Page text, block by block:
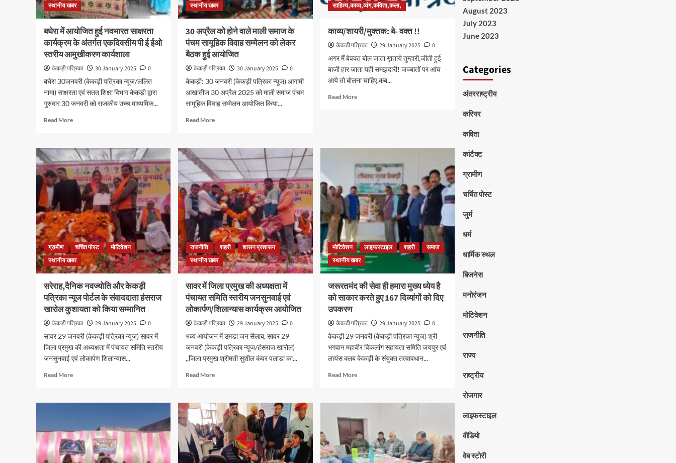
स्थानीय खबर
बघेरा में आयोजित हुई नवभारत साक्षरता
कार्यक्रम के अंतर्गत एकदिवसीय पी ई ईओ
स्तरीय आमुखीकरण कार्यशाला
केकड़ी पत्रिका 30 January 2025
0
बघेरा 30जनवरी (केकड़ी पत्रिका न्यूज/ललित
नामा) साक्षरता एवं सतत शिक्षा विभाग केकड़ी द्वारा
गुरुवार 30 जनवरी को राजकीय उच्च माध्यमिक...
Read More
स्थानीय खबर
30 अप्रैल को होने वाले माली समाज के
पंचम सामूहिक विवाह सम्मेलन को लेकर
बैठक हुई आयोजित
केकड़ी पत्रिका 30 January 2025
0
केकड़ी: 30 जनवरी (केकड़ी पत्रिका न्यूज) आगामी
आखातीज 30 अप्रैल 2025 को माली समाज पंचम
सामूहिक विवाह सम्मेलन आयोजित किया...
Read More
साहित्य,काव्य,व्यंग,कविता,कला,
काव्य/शायरी/मुक्तक: बे- वक्त !!
केकड़ी पत्रिका 29 January 2025
0
अगर मैं बेवक्त बोल जाता ख़ताये तुम्हारी,जीती हुई
बाजी हार जाता यही समझदारी! जज्बातों पर आंच
आये तो बोलना चाहिए,कब...
Read More
ग्रामीण चर्चित पोस्ट
मोटिवेशन
स्थानीय खबर
सरेराह,दैनिक नवज्योति और केकड़ी
पत्रिका न्यूज पोर्टल के संवाददाता हंसराज
खारोल कुशायता को किया सम्मानित
केकड़ी पत्रिका 29 January 2025
0
सावर 29 जनवरी (केकड़ी पत्रिका न्यूज) सावर में
जिला प्रमुख की अध्यक्षता में पंचायत समिति स्तरीय
जनसुनवाई एवं लोकार्पण शिलान्यास...
Read More
राजनीति शहरी
शासन प्रशासन
स्थानीय खबर
सावर में जिला प्रमुख की अध्यक्षता में
पंचायत समिति स्तरीय जनसुनवाई एवं
लोकार्पण/शिलान्यास कार्यक्रम आयोजित
केकड़ी पत्रिका 29 January 2025
0
भव्य आयोजन में उमडा जन सैलाब, सावर 29
जनवरी (केकड़ी पत्रिका न्यूज/हंसराज खारोल)
,,जिला प्रमुख श्रीमती सुशील कंवर पलाडा का...
Read More
मोटिवेशन लाइफस्टाइल शहरी
समाज
स्थानीय खबर
जरूरतमंद की सेवा ही हमारा मुख्य ध्येय है
को साकार करते हुए 167 दिव्यांगों को दिए
उपकरण
केकड़ी पत्रिका 29 January 2025
0
केकड़ी 29 जनवरी (केकड़ी पत्रिका न्यूज) श्री
भगवान महावीर विकलांग सहायता समिति जयपुर एवं
लायंस क्लब केकड़ी के संयुक्त तत्वावधान...
Read More
August 2023
July 2023
June 2023
Categories
अंतरराष्ट्रीय
करियर
कविता
कांटैक्ट
ग्रामीण
चर्चित पोस्ट
जुर्म
धर्म
धार्मिक स्थल
बिजनेस
मनोरंजन
मोटिवेशन
राजनीति
राज्य
राष्ट्रीय
रोजगार
लाइफस्टाइल
वीडियो
वेब स्टोरी